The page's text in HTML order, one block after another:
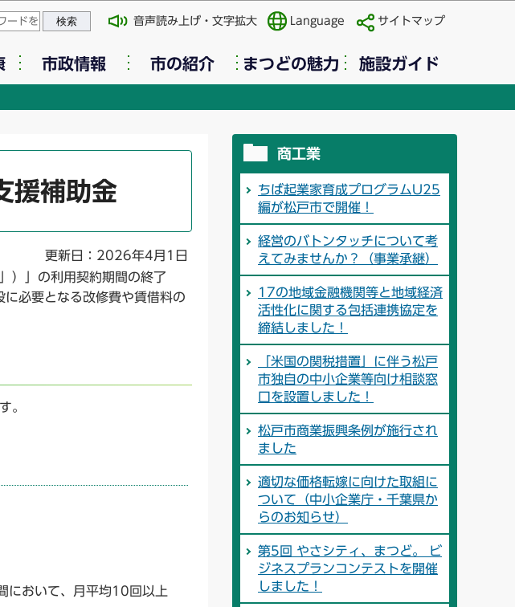
へ移動
音声読み上げ・文字拡大 Language サイトマップ
市政情報 市の紹介 まつどの魅力 施設ガイド
援補助金
更新日：2026年4月1日
）」の利用契約期間の終了
に必要となる改修費や賃借料の
。
において、月平均10回以上
商工業
ちば起業家育成プログラムU25
編が松戸市で開催！
経営のバトンタッチについて考
えてみませんか？（事業承継）
17の地域金融機関等と地域経済
活性化に関する包括連携協定を
締結しました！
「米国の関税措置」に伴う松戸
市独自の中小企業等向け相談窓
口を設置しました！
松戸市商業振興条例が施行され
ました
適切な価格転嫁に向けた取組に
ついて（中小企業庁・千葉県か
らのお知らせ）
第5回 やさシティ、まつど。 ビ
ジネスプランコンテストを開催
しました！